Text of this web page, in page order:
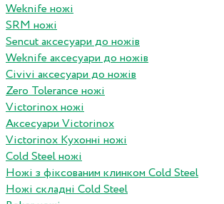
Weknife ножі
SRM ножі
Sencut аксесуари до ножів
Weknife аксесуари до ножів
Civivi аксесуари до ножів
Zero Tolerance ножі
Victorinox ножі
Аксесуари Victorinox
Victorinox Кухонні ножі
Cold Steel ножі
Ножі з фіксованим клинком Cold Steel
Ножі складні Cold Steel